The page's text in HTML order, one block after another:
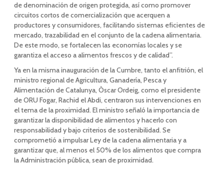
de denominación de origen protegida, así como promover
circuitos cortos de comercialización que acerquen a
productores y consumidores, facilitando sistemas eficientes de
mercado, trazabilidad en el conjunto de la cadena alimentaria.
De este modo, se fortalecen las economías locales y se
garantiza el acceso a alimentos frescos y de calidad”.
Ya en la misma inauguración de la Cumbre, tanto el anfitrión, el
ministro regional de Agricultura, Ganadería, Pesca y
Alimentación de Catalunya, Òscar Ordeig, como el presidente
de ORU Fogar, Rachid el Abdi, centraron sus intervenciones en
el tema de la proximidad. El ministro señaló la importancia de
garantizar la disponibilidad de alimentos y hacerlo con
responsabilidad y bajo criterios de sostenibilidad. Se
comprometió a impulsar Ley de la cadena alimentaria y a
garantizar que, al menos el 50% de los alimentos que compra
la Administración pública, sean de proximidad.